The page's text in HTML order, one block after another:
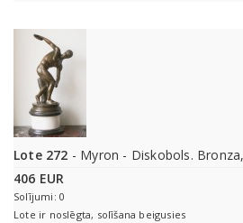
Lote 272 - Myron - Diskobols.
406 EUR
Solījumi: 0
Lote ir noslēgta, solīšana beigusies